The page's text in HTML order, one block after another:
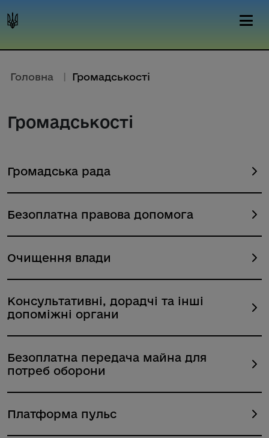
Головна | Громадськості
Громадськості
Громадська рада
Безоплатна правова допомога
Очищення влади
Консультативні, дорадчі та інші
допоміжні органи
Безоплатна передача майна для
потреб оборони
Платформа пульс